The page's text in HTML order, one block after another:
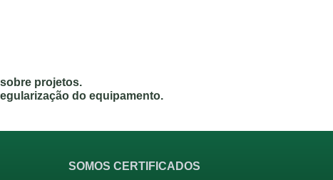
projetos.
do equipamento.
SOMOS CERTIFICADOS